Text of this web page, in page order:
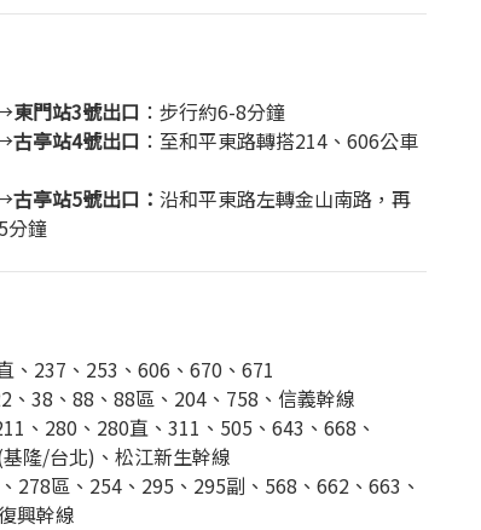
東門站3號出口 ：步行約6-8分鐘
古亭站4號出口 ：至和平東路轉搭214、606公車
古亭站5號出口： 沿和平東路左轉金山南路，再
分鐘
、237、253、606、670、671
、38、88、88區、204、758、信義幹線
、280、280直、311、505、643、668、
隆/台北)、松江新生幹線
278區、254、295、295副、568、662、663、
興幹線